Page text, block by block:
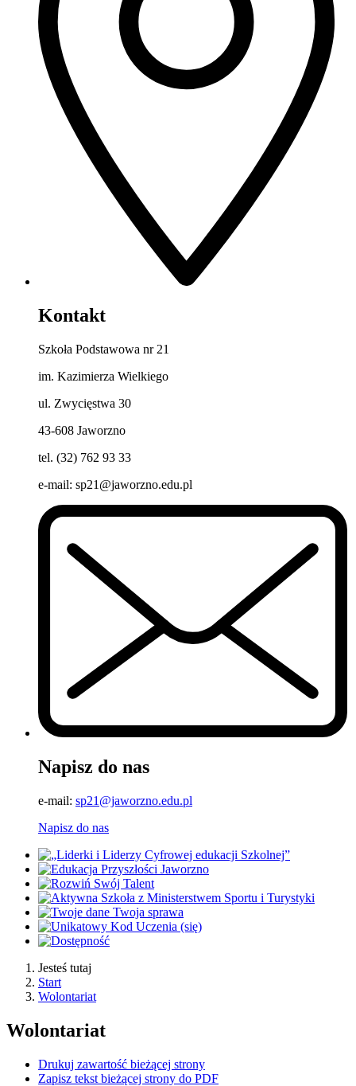
Kontakt
Szkoła Podstawowa nr 21
im. Kazimierza Wielkiego
ul. Zwycięstwa 30
43-608 Jaworzno
tel. (32) 762 93 33
e-mail: sp21@jaworzno.edu.pl
Napisz do nas
e-mail: sp21@jaworzno.edu.pl
Napisz do nas
Jesteś tutaj
Start
Wolontariat
Wolontariat
Drukuj zawartość bieżącej strony
Zapisz tekst bieżącej strony do PDF